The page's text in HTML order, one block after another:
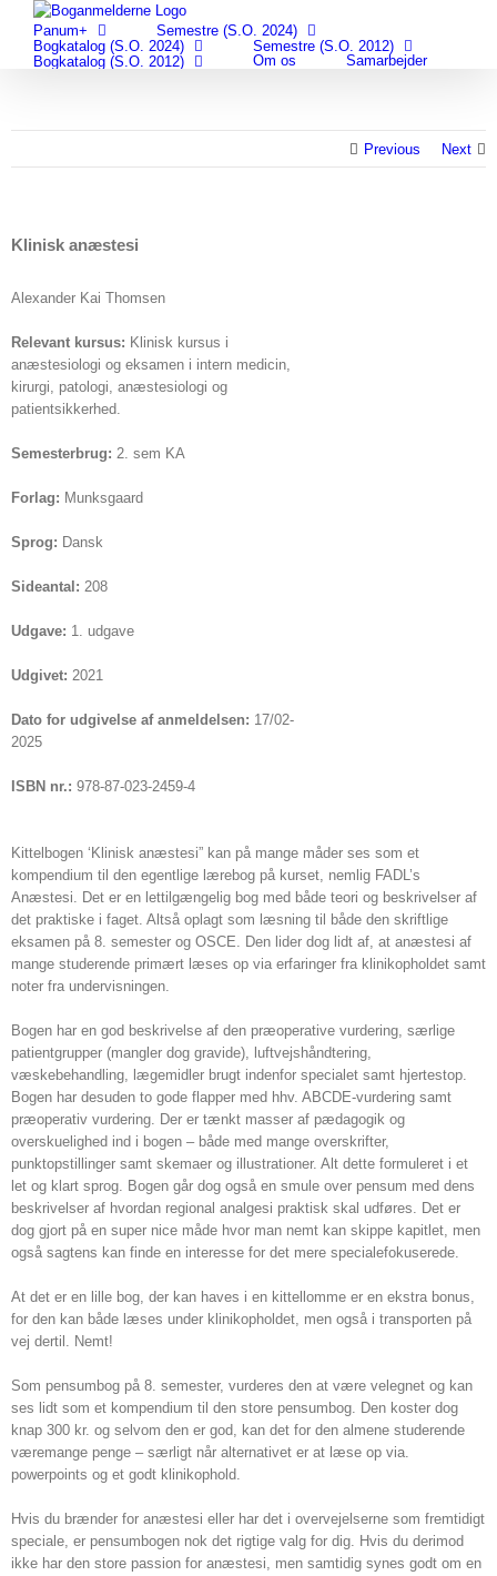
content
Panum+
Semestre (S.O. 2024)
Bogkatalog (S.O. 2024)
Semestre (S.O. 2012)
Bogkatalog (S.O. 2012)
Om os Samarbejder
Previous Next
Klinisk anæstesi
Alexander Kai Thomsen
Relevant kursus: Klinisk kursus i
anæstesiologi og eksamen i intern medicin,
kirurgi, patologi, anæstesiologi og
patientsikkerhed.
Semesterbrug: 2. sem KA
Forlag: Munksgaard
Sprog: Dansk
Sideantal: 208
Udgave: 1. udgave
Udgivet: 2021
Dato for udgivelse af anmeldelsen: 17/02-
2025
ISBN nr.: 978-87-023-2459-4
Kittelbogen ‘Klinisk anæstesi” kan på mange måder ses som et
kompendium til den egentlige lærebog på kurset, nemlig FADL’s
Anæstesi. Det er en lettilgængelig bog med både teori og beskrivelser af
det praktiske i faget. Altså oplagt som læsning til både den skriftlige
eksamen på 8. semester og OSCE. Den lider dog lidt af, at anæstesi af
mange studerende primært læses op via erfaringer fra klinikopholdet samt
noter fra undervisningen.
Bogen har en god beskrivelse af den præoperative vurdering, særlige
patientgrupper (mangler dog gravide), luftvejshåndtering,
væskebehandling, lægemidler brugt indenfor specialet samt hjertestop.
Bogen har desuden to gode flapper med hhv. ABCDE-vurdering samt
præoperativ vurdering. Der er tænkt masser af pædagogik og
overskuelighed ind i bogen – både med mange overskrifter,
punktopstillinger samt skemaer og illustrationer. Alt dette formuleret i et
let og klart sprog. Bogen går dog også en smule over pensum med dens
beskrivelser af hvordan regional analgesi praktisk skal udføres. Det er
dog gjort på en super nice måde hvor man nemt kan skippe kapitlet, men
også sagtens kan finde en interesse for det mere specialefokuserede.
At det er en lille bog, der kan haves i en kittellomme er en ekstra bonus,
for den kan både læses under klinikopholdet, men også i transporten på
vej dertil. Nemt!
Som pensumbog på 8. semester, vurderes den at være velegnet og kan
ses lidt som et kompendium til den store pensumbog. Den koster dog
knap 300 kr. og selvom den er god, kan det for den almene studerende
væremange penge – særligt når alternativet er at læse op via.
powerpoints og et godt klinikophold.
Hvis du brænder for anæstesi eller har det i overvejelserne som fremtidigt
speciale, er pensumbogen nok det rigtige valg for dig. Hvis du derimod
ikke har den store passion for anæstesi, men samtidig synes godt om en